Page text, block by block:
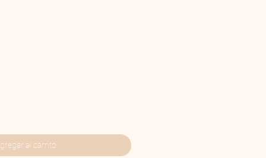
al carrito